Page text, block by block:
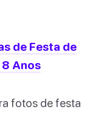
de Festa de
Anos
fotos de festa